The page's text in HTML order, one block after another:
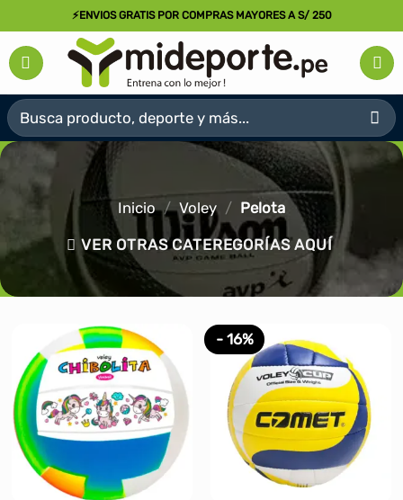
al
contenido
⚡ENVIOS GRATIS POR COMPRAS MAYORES A S/ 250
Buscar
por:
Inicio / Voley / Pelota
VER OTRAS CATEREGORÍAS AQUÍ
- 16%